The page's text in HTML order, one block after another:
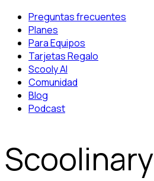
Preguntas frecuentes
Planes
Para Equipos
Tarjetas Regalo
Scooly AI
Comunidad
Blog
Podcast
Scoolinary